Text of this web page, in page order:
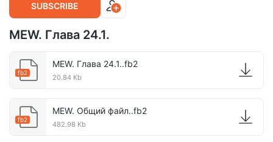
SUBSCRIBE
MEW. Глава 24.1.
fb2
MEW. Глава 24.1..fb2
20.84 Kb
fb2
MEW. Общий файл..fb2
482.98 Kb